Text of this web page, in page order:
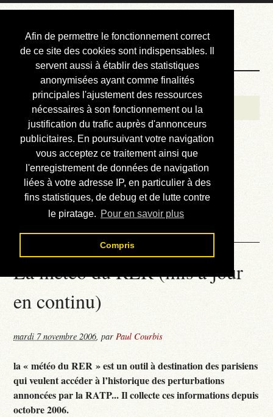
Afin de permettre le fonctionnement correct
de ce site des cookies sont indispensables. Il
servent aussi à établir des statistiques
anonymisées ayant comme finalités
principales l'ajustement des ressources
nécessaires à son fonctionnement ou la
justification du trafic auprès d'annonceurs
publicitaires. En poursuivant votre navigation
vous acceptez ce traitement ainsi que
l'enregistrement de données de navigation
liées à votre adresse IP, en particulier à des
fins statistiques, de debug et de lutte contre
le piratage. Pour en savoir plus
Compris
Courbis, « LE »
Blog Officiel
Bienvenue
Réalisations
Divers (et d’été)
Annonces
Liens externes
Téléchargement
Contact
La météo du RER (mis à jour
en continu)
mardi 7 novembre 2006,parPaul Courbis
la « météo du RER » est un outil à destination des parisiens
qui veulent accéder à l’historique des perturbations
annoncées par la RATP... Il collecte ces informations depuis
octobre 2006.